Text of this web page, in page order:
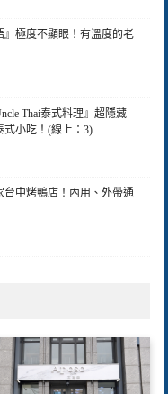
』極度不顯眼！有溫度的老
Thai泰式料理』超隱藏
式小吃！(線上：3)
台中烤鴨店！內用、外帶通